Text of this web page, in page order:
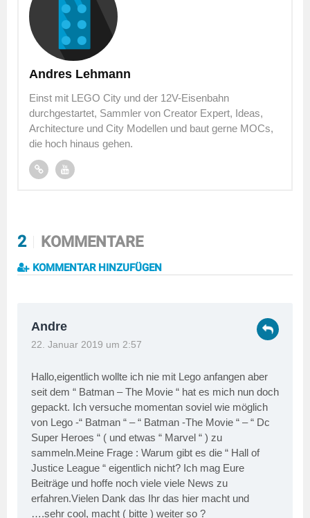
Andres Lehmann
Einst mit LEGO City und der 12V-Eisenbahn
durchgestartet, Sammler von Creator Expert, Ideas,
Architecture und City Modellen und baut gerne MOCs,
die hoch hinaus gehen.
2 KOMMENTARE
KOMMENTAR HINZUFÜGEN
Andre
22. Januar 2019 um 2:57
Hallo,eigentlich wollte ich nie mit Lego anfangen aber
seit dem “ Batman – The Movie “ hat es mich nun doch
gepackt. Ich versuche momentan soviel wie möglich
von Lego -“ Batman “ – “ Batman -The Movie “ – “ Dc
Super Heroes “ ( und etwas “ Marvel “ ) zu
sammeln.Meine Frage : Warum gibt es die “ Hall of
Justice League “ eigentlich nicht? Ich mag Eure
Beiträge und hoffe noch viele viele News zu
erfahren.Vielen Dank das Ihr das hier macht und
….sehr cool, macht ( bitte ) weiter so ?